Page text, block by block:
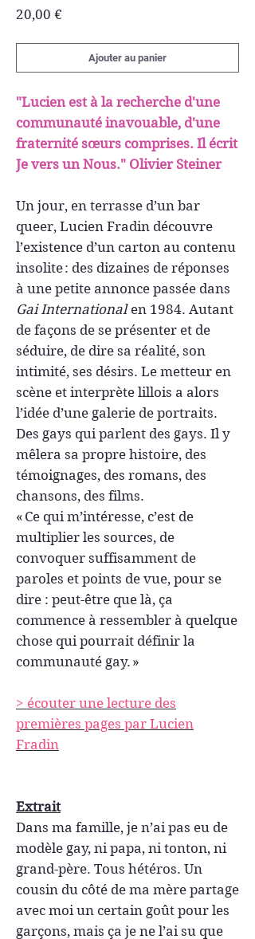
20,00 €
Ajouter au panier
"Lucien est à la recherche d'une
communauté inavouable, d'une
fraternité sœurs comprises. Il écrit
Je vers un Nous." Olivier Steiner
Un jour, en terrasse d’un bar
queer, Lucien Fradin découvre
l’existence d’un carton au contenu
insolite : des dizaines de réponses
à une petite annonce passée dans
Gai Internationalen 1984. Autant
de façons de se présenter et de
séduire, de dire sa réalité, son
intimité, ses désirs. Le metteur en
scène et interprète lillois a alors
l’idée d’une galerie de portraits.
Des gays qui parlent des gays. Il y
mêlera sa propre histoire, des
témoignages, des romans, des
chansons, des films.
« Ce qui m’intéresse, c’est de
multiplier les sources, de
convoquer suffisamment de
paroles et points de vue, pour se
dire : peut-être que là, ça
commence à ressembler à quelque
chose qui pourrait définir la
communauté gay. »
> écouter une lecture des
premières pages par Lucien
Fradin
Extrait
Dans ma famille, je n’ai pas eu de
modèle gay, ni papa, ni tonton, ni
grand-père. Tous hétéros. Un
cousin du côté de ma mère partage
avec moi un certain goût pour les
garçons, mais ça je ne l’ai su que